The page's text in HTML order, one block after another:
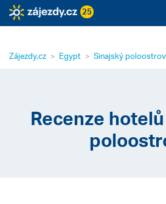
25
Zájezdy.cz Egypt Sinajský poloostrov
Recenze